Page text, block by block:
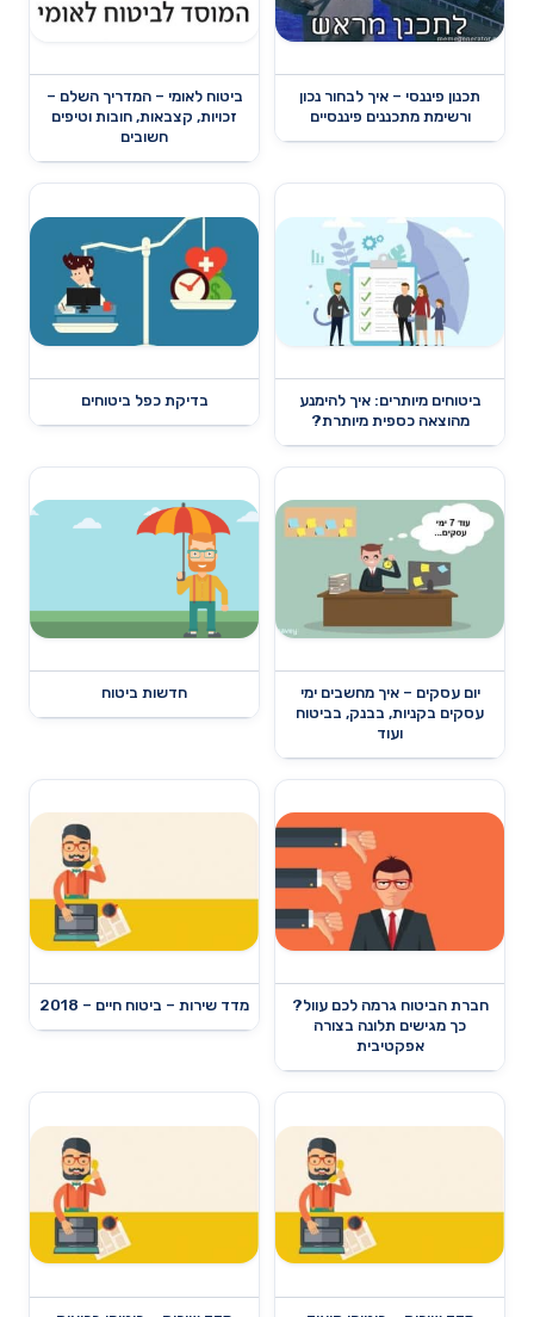
תכנון פיננסי – איך לבחור נכון
ורשימת מתכננים פיננסיים
ביטוח לאומי – המדריך השלם –
זכויות, קצבאות, חובות וטיפים
חשובים
ביטוחים מיותרים: איך להימנע
מהוצאה כספית מיותרת?
בדיקת כפל ביטוחים
יום עסקים – איך מחשבים ימי
עסקים בקניות, בבנק, בביטוח
ועוד
חדשות ביטוח
חברת הביטוח גרמה לכם עוול?
כך מגישים תלונה בצורה
אפקטיבית
מדד שירות – ביטוח חיים – 2018